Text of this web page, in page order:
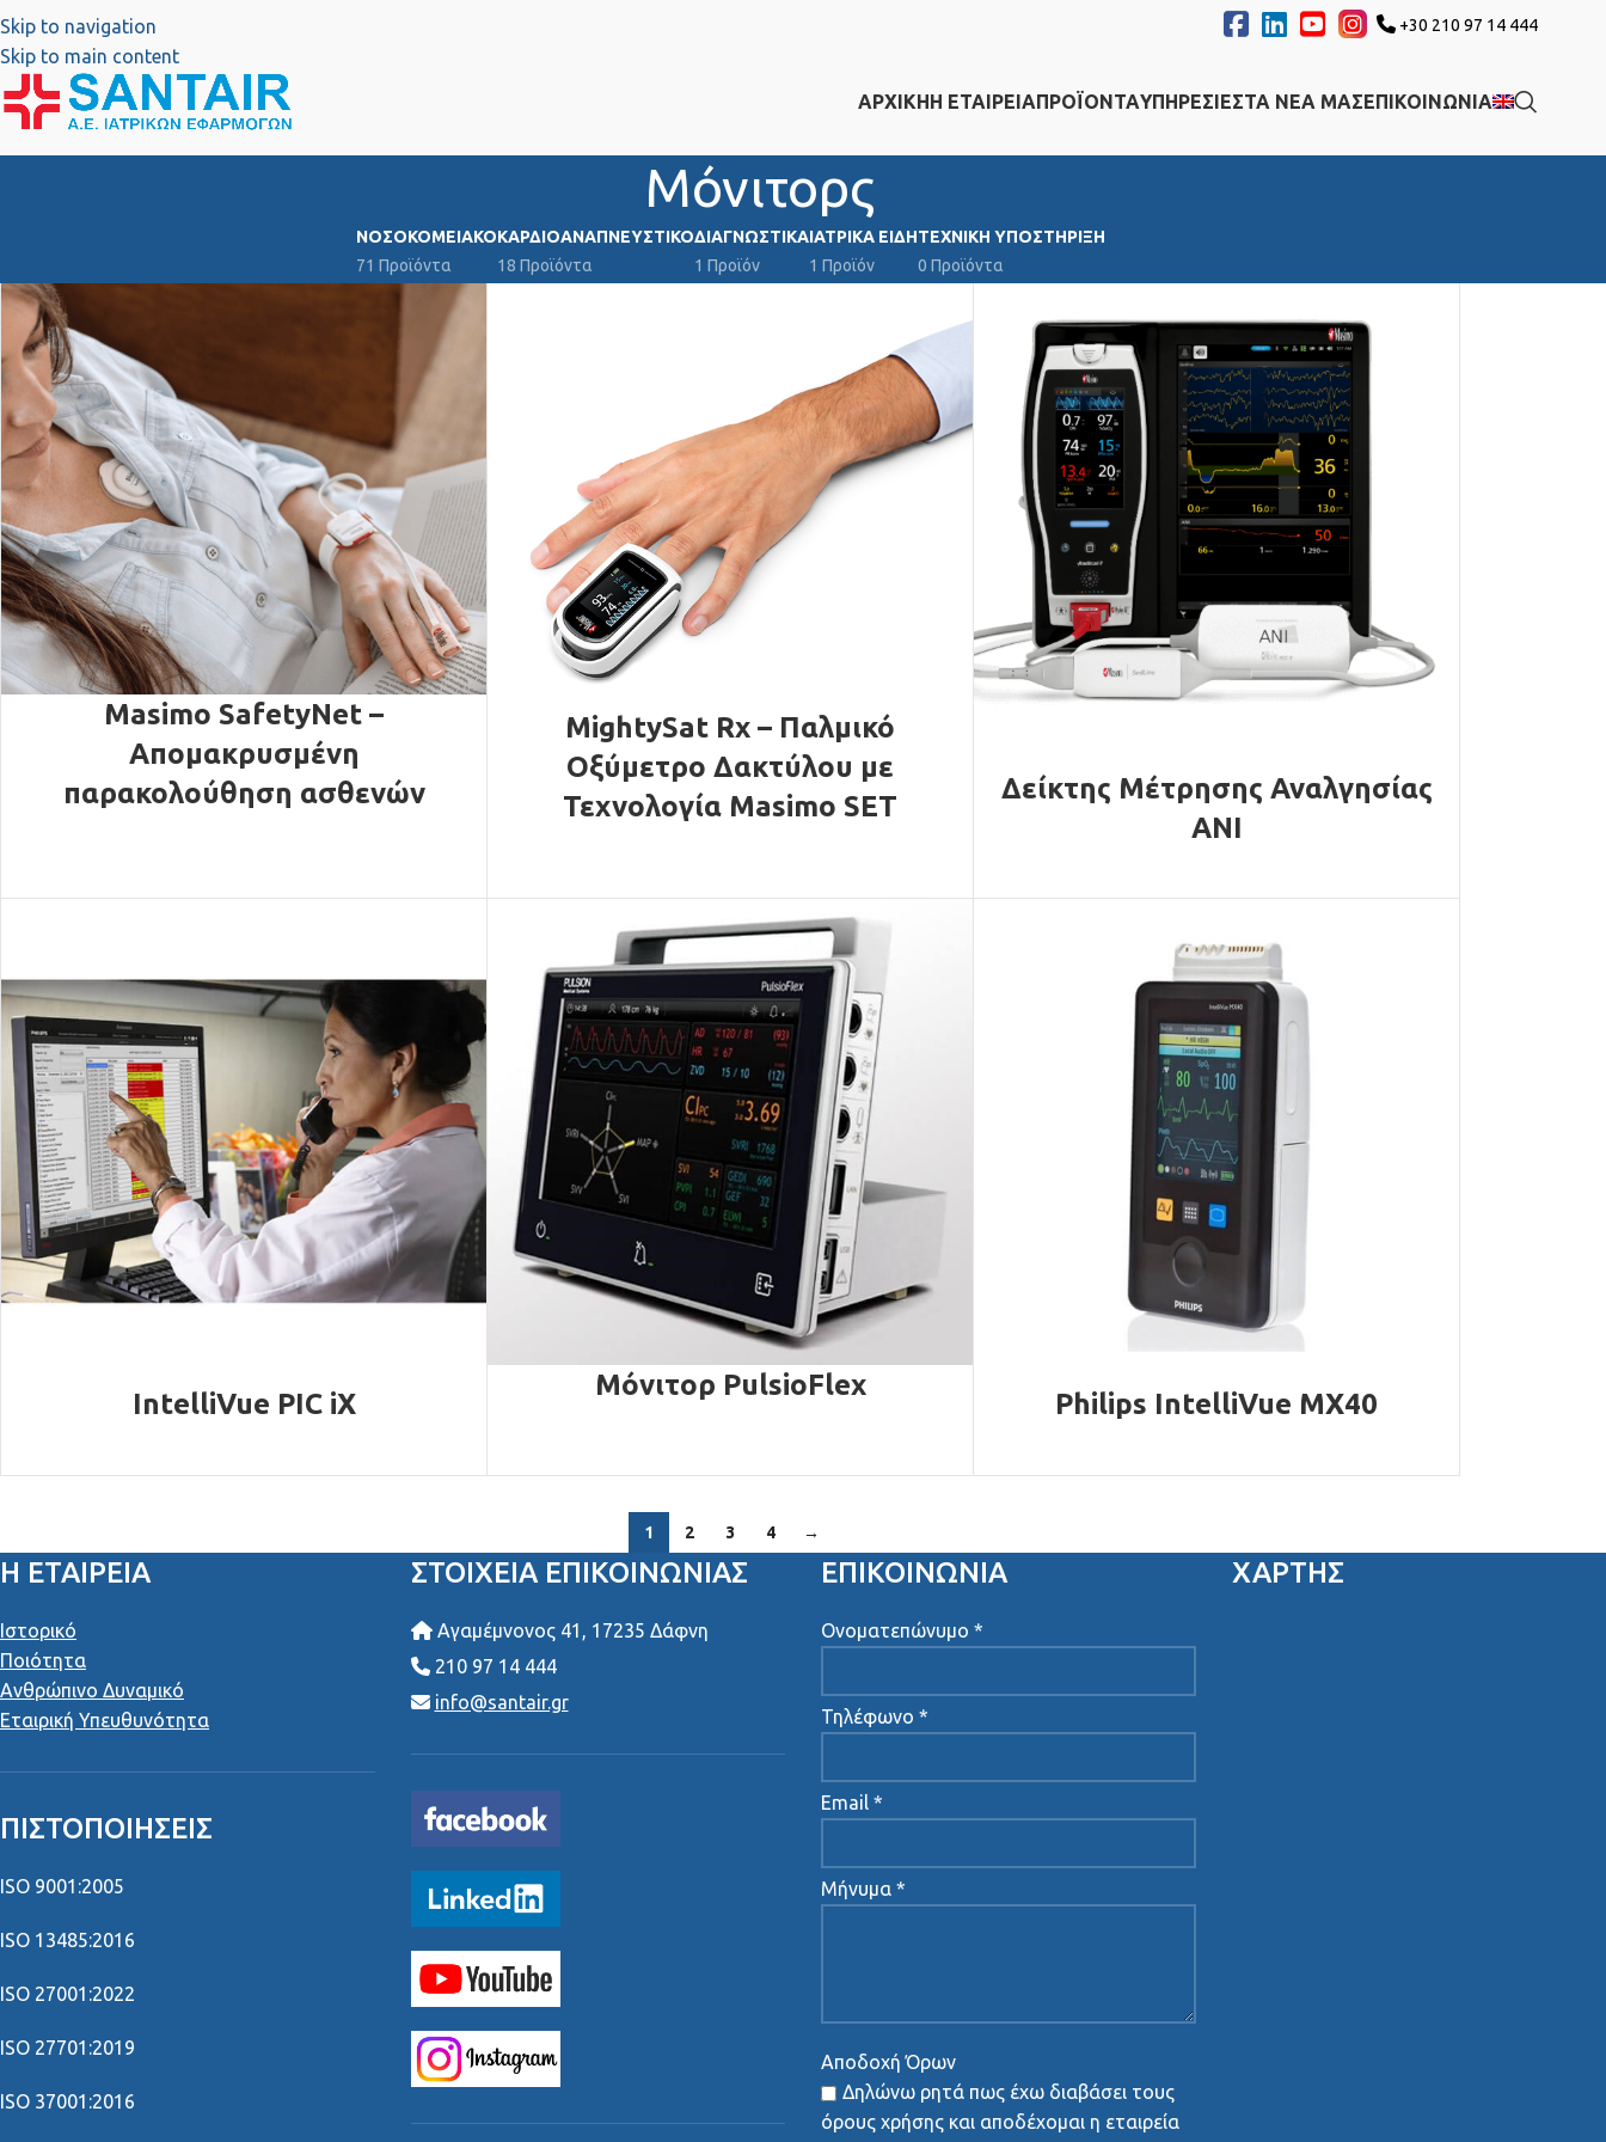
Skip to navigation
Skip to main content
+30 210 97 14 444
ΑΡΧΙΚΗΗ ΕΤΑΙΡΕΙΑΠΡΟΪΟΝΤΑΥΠΗΡΕΣΙΕΣΤΑ ΝΕΑ ΜΑΣΕΠΙΚΟΙΝΩΝΙΑ
Μόνιτορς
ΝΟΣΟΚΟΜΕΙΑΚΌ
71 Προϊόντα
ΚΑΡΔΙΟΑΝΑΠΝΕΥΣΤΙΚΌ
18 Προϊόντα
ΔΙΑΓΝΩΣΤΙΚΆ
1 Προϊόν
ΙΑΤΡΙΚΆ ΕΊΔΗ
1 Προϊόν
ΤΕΧΝΙΚΉ ΥΠΟΣΤΉΡΙΞΗ
0 Προϊόντα
Masimo SafetyNet –
Απομακρυσμένη
παρακολούθηση ασθενών
MightySat Rx – Παλμικό
Οξύμετρο Δακτύλου με
Τεχνολογία Masimo SET
Δείκτης Μέτρησης Αναλγησίας
ANI
IntelliVue PIC iX
Μόνιτορ PulsioFlex
Philips IntelliVue MX40
1 2 3 4 →
Η ΕΤΑΙΡΕΙΑ
Ιστορικό
Ποιότητα
Ανθρώπινο Δυναμικό
Εταιρική Υπευθυνότητα
ΠΙΣΤΟΠΟΙΉΣΕΙΣ
ISO 9001:2005
ISO 13485:2016
ISO 27001:2022
ISO 27701:2019
ISO 37001:2016
ΣΤΟΙΧΕΊΑ ΕΠΙΚΟΙΝΩΝΊΑΣ
Αγαμέμνονος 41, 17235 Δάφνη
210 97 14 444
info@santair.gr
ΕΠΙΚΟΙΝΩΝΙΑ
Ονοματεπώνυμο *
Τηλέφωνο *
Email *
Μήνυμα *
Αποδοχή Όρων
Δηλώνω ρητά πως έχω διαβάσει τους
όρους χρήσης και αποδέχομαι η εταιρεία
ΧΑΡΤΗΣ